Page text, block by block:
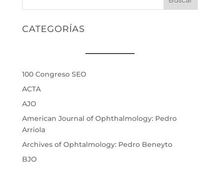
CATEGORÍAS
100 Congreso SEO
ACTA
AJO
American Journal of Ophthalmology: Pedro
Arriola
Archives of Ophtalmology: Pedro Beneyto
BJO